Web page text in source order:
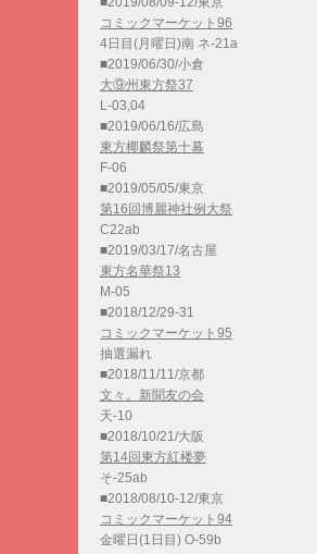
コミックマーケット96
4日目(月曜日)南 ネ-21a
■2019/06/30/小倉
大⑨州東方祭37
L-03,04
■2019/06/16/広島
東方椰麟祭第十幕
F-06
■2019/05/05/東京
第16回博麗神社例大祭
C22ab
■2019/03/17/名古屋
東方名華祭13
M-05
■2018/12/29-31
コミックマーケット95
抽選漏れ
■2018/11/11/京都
文々。新聞友の会
天-10
■2018/10/21/大阪
第14回東方紅楼夢
そ-25ab
■2018/08/10-12/東京
コミックマーケット94
金曜日(1日目) O-59b